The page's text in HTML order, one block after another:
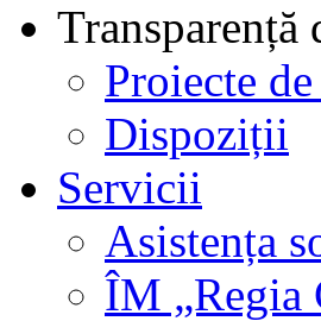
Transparență
Proiecte de
Dispoziții
Servicii
Asistența
ÎM „Regia